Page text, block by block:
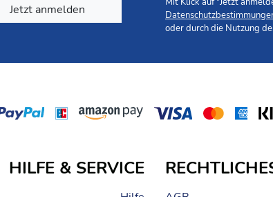
Jetzt anmelden
oder durch die Nutzung
HILFE & SERVICE